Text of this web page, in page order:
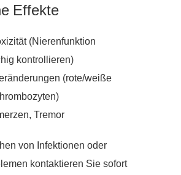
Effekte
(Nierenfunktion
kontrollieren)
(rote/weiße
Tremor
von Infektionen oder
kontaktieren Sie sofort